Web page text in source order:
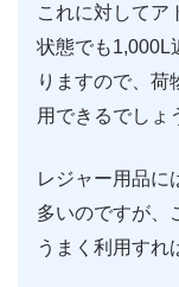
これに対してア
状態でも1,000L
りますので、荷
用できるでしょ
レジャー用品に
多いのですが、
うまく利用すれ